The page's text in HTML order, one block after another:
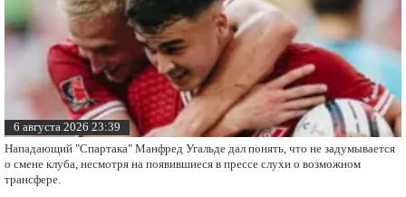
6 августа 2026 23:39
Нападающий "Спартака" Манфред Угальде дал понять, что не задумывается
о смене клуба, несмотря на появившиеся в прессе слухи о возможном
трансфере.